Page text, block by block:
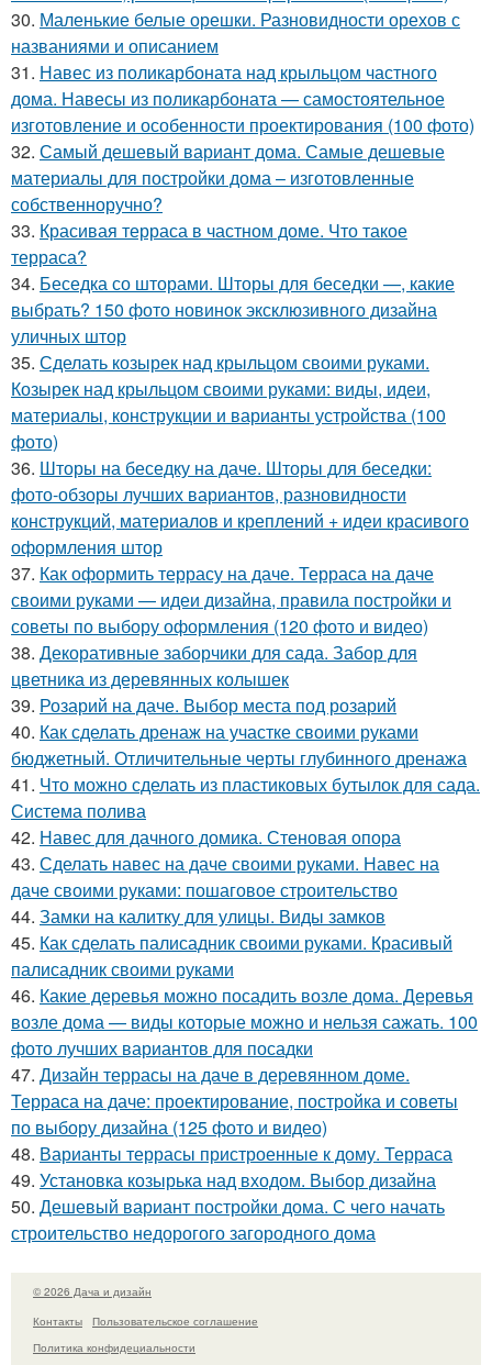
30. Маленькие белые орешки. Разновидности орехов с
названиями и описанием
31. Навес из поликарбоната над крыльцом частного
дома. Навесы из поликарбоната — самостоятельное
изготовление и особенности проектирования (100 фото)
32. Самый дешевый вариант дома. Самые дешевые
материалы для постройки дома – изготовленные
собственноручно?
33. Красивая терраса в частном доме. Что такое
терраса?
34. Беседка со шторами. Шторы для беседки —, какие
выбрать? 150 фото новинок эксклюзивного дизайна
уличных штор
35. Сделать козырек над крыльцом своими руками.
Козырек над крыльцом своими руками: виды, идеи,
материалы, конструкции и варианты устройства (100
фото)
36. Шторы на беседку на даче. Шторы для беседки:
фото-обзоры лучших вариантов, разновидности
конструкций, материалов и креплений + идеи красивого
оформления штор
37. Как оформить террасу на даче. Терраса на даче
своими руками — идеи дизайна, правила постройки и
советы по выбору оформления (120 фото и видео)
38. Декоративные заборчики для сада. Забор для
цветника из деревянных колышек
39. Розарий на даче. Выбор места под розарий
40. Как сделать дренаж на участке своими руками
бюджетный. Отличительные черты глубинного дренажа
41. Что можно сделать из пластиковых бутылок для сада.
Система полива
42. Навес для дачного домика. Стеновая опора
43. Сделать навес на даче своими руками. Навес на
даче своими руками: пошаговое строительство
44. Замки на калитку для улицы. Виды замков
45. Как сделать палисадник своими руками. Красивый
палисадник своими руками
46. Какие деревья можно посадить возле дома. Деревья
возле дома — виды которые можно и нельзя сажать. 100
фото лучших вариантов для посадки
47. Дизайн террасы на даче в деревянном доме.
Терраса на даче: проектирование, постройка и советы
по выбору дизайна (125 фото и видео)
48. Варианты террасы пристроенные к дому. Терраса
49. Установка козырька над входом. Выбор дизайна
50. Дешевый вариант постройки дома. С чего начать
строительство недорогого загородного дома
© 2026 Дача и дизайн
Контакты
Пользовательское соглашение
Политика конфидециальности